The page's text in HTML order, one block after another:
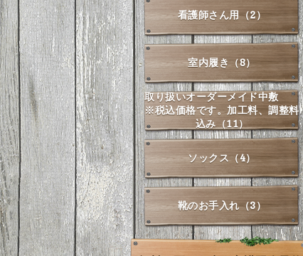
看護師さん用（2）
室内履き（8）
取り扱いオーダーメイド中敷
※税込価格です。加工料、調整料
込み（11）
ソックス（4）
靴のお手入れ（3）